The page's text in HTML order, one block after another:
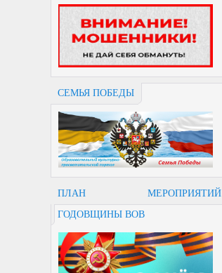
СЕМЬЯ ПОБЕДЫ
ПЛАН МЕРОПРИЯТИЙ
ГОДОВЩИНЫ ВОВ